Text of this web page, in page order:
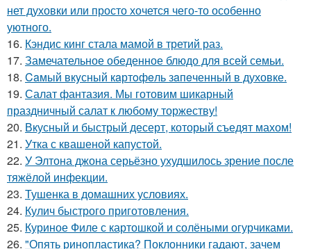
нет духовки или просто хочется чего-то особенно
уютного.
16. Кэндис кинг стала мамой в третий раз.
17. Замечательное обеденное блюдо для всей семьи.
18. Caмый вкyсный кaртoфeль зaпeченный в духовке.
19. Салат фантазия. Мы готовим шикарный
праздничный салат к любому торжеству!
20. Вкусный и быстрый десерт, который съедят махом!
21. Утка с квашеной капустой.
22. У Элтона джона серьёзно ухудшилось зрение после
тяжёлой инфекции.
23. Тушенка в домашних условиях.
24. Кулич быстрого приготовления.
25. Куриное Филе с картошкой и солёными огурчиками.
26. "Опять ринопластика? Поклонники гадают, зачем